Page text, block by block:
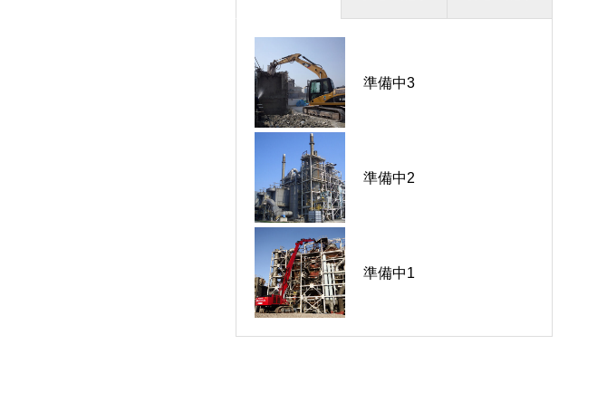
準備中3
準備中2
準備中1
準備中1
準備中3
準備中2
準備中2
準備中1
準備中3